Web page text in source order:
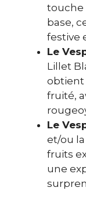
touche
base,
festive
Le
Lillet
obtient
fruité,
Le
et/ou
fruits
une